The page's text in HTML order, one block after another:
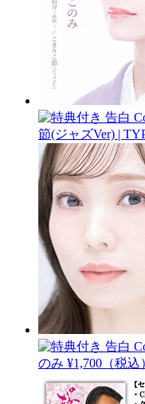
告白
節(ジャズVer) |
告白
のみ ¥1,700（税込